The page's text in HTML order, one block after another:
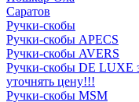
Саратов
Ручки-скобы
Ручки-скобы APECS
Ручки-скобы AVERS
Ручки-скобы DE LUXE
уточнять цену!!!
Ручки-скобы MSM